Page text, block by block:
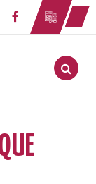
Lien vers le
Aller